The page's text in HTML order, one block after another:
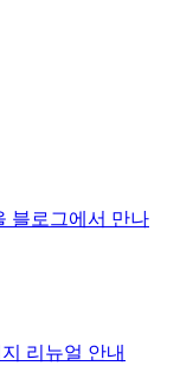
블로그에서 만나
리뉴얼 안내